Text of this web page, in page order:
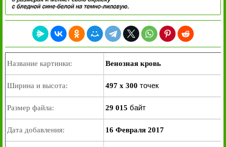
Название картинки: Венозная кровь
Ширина и высота: 497 x 300 точек
Размер файла: 29 015 байт
Дата добавления: 16 Февраля 2017